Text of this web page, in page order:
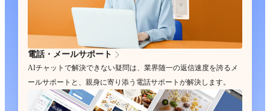
電話・メールサポート
AIチャットで解決できない疑問は、業界随一の返信速度を誇るメ
ールサポートと、親身に寄り添う電話サポートが解決します。